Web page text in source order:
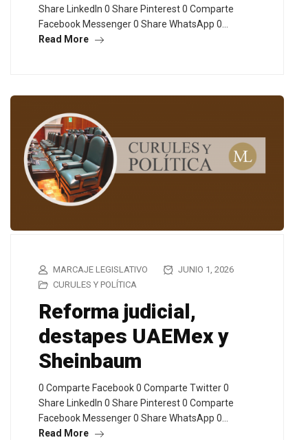
Share LinkedIn 0 Share Pinterest 0 Comparte
Facebook Messenger 0 Share WhatsApp 0…
Read More
MARCAJE LEGISLATIVO
JUNIO 1, 2026
CURULES Y POLÍTICA
Reforma judicial,
destapes UAEMex y
Sheinbaum
0 Comparte Facebook 0 Comparte Twitter 0
Share LinkedIn 0 Share Pinterest 0 Comparte
Facebook Messenger 0 Share WhatsApp 0…
Read More